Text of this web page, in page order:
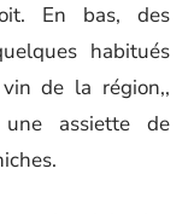
En bas, des
habitués
de la région,,
assiette de